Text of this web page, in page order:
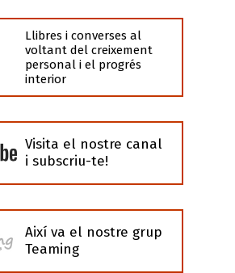
Llibres i converses al
voltant del creixement
personal i el progrés
interior
Visita el nostre canal
i subscriu-te!
Així va el nostre grup
Teaming